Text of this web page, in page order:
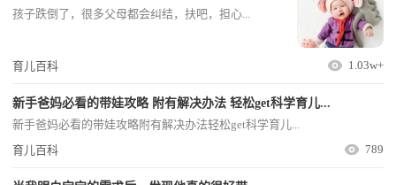
孩子跌倒了，很多父母都会纠结，扶吧，担心...
育儿百科 1.03w+
新手爸妈必看的带娃攻略 附有解决办法 轻松get科学育儿...
新手爸妈必看的带娃攻略附有解决办法轻松get科学育儿...
育儿百科
789